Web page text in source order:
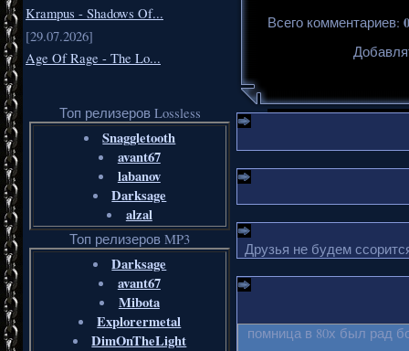
Krampus - Shadows Of...
[29.07.2026]
Age Of Rage - The Lo...
Топ релизеров Lossless
Snaggletooth
avant67
labanov
Darksage
alzal
Топ релизеров MP3
Darksage
avant67
Mibota
Explorermetal
DimOnTheLight
Всего комментариев: 0
Друзья не будем
помница в 80х был рад